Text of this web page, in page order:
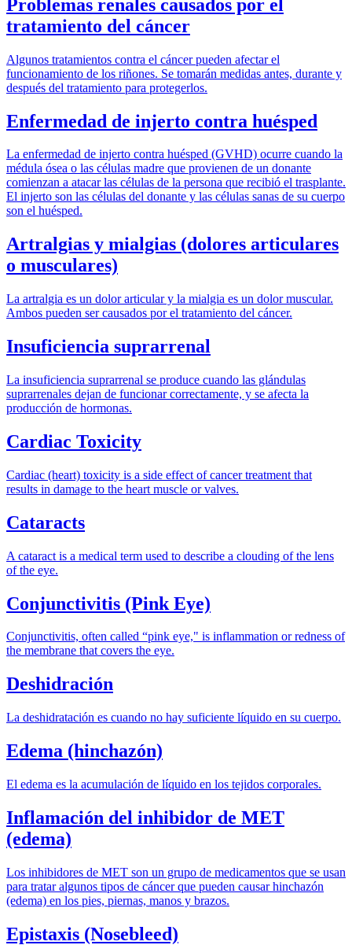
Problemas renales causados por el
tratamiento del cáncer
Algunos tratamientos contra el cáncer pueden afectar el
funcionamiento de los riñones. Se tomarán medidas antes, durante y
después del tratamiento para protegerlos.
Enfermedad de injerto contra huésped
La enfermedad de injerto contra huésped (GVHD) ocurre cuando la
médula ósea o las células madre que provienen de un donante
comienzan a atacar las células de la persona que recibió el trasplante.
El injerto son las células del donante y las células sanas de su cuerpo
son el huésped.
Artralgias y mialgias (dolores articulares
o musculares)
La artralgia es un dolor articular y la mialgia es un dolor muscular.
Ambos pueden ser causados por el tratamiento del cáncer.
Insuficiencia suprarrenal
La insuficiencia suprarrenal se produce cuando las glándulas
suprarrenales dejan de funcionar correctamente, y se afecta la
producción de hormonas.
Cardiac Toxicity
Cardiac (heart) toxicity is a side effect of cancer treatment that
results in damage to the heart muscle or valves.
Cataracts
A cataract is a medical term used to describe a clouding of the lens
of the eye.
Conjunctivitis (Pink Eye)
Conjunctivitis, often called “pink eye," is inflammation or redness of
the membrane that covers the eye.
Deshidración
La deshidratación es cuando no hay suficiente líquido en su cuerpo.
Edema (hinchazón)
El edema es la acumulación de líquido en los tejidos corporales.
Inflamación del inhibidor de MET
(edema)
Los inhibidores de MET son un grupo de medicamentos que se usan
para tratar algunos tipos de cáncer que pueden causar hinchazón
(edema) en los pies, piernas, manos y brazos.
Epistaxis (Nosebleed)